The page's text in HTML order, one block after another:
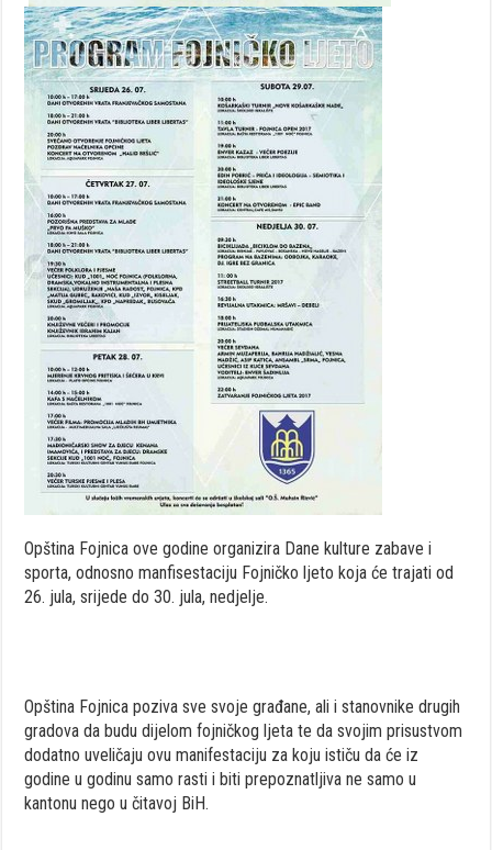
Opština Fojnica ove godine organizira Dane kulture zabave i
sporta, odnosno manfisestaciju Fojničko ljeto koja će trajati od
26. jula, srijede do 30. jula, nedjelje.
Opština Fojnica poziva sve svoje građane, ali i stanovnike drugih
gradova da budu dijelom fojničkog ljeta te da svojim prisustvom
dodatno uveličaju ovu manifestaciju za koju ističu da će iz
godine u godinu samo rasti i biti prepoznatljiva ne samo u
kantonu nego u čitavoj BiH.